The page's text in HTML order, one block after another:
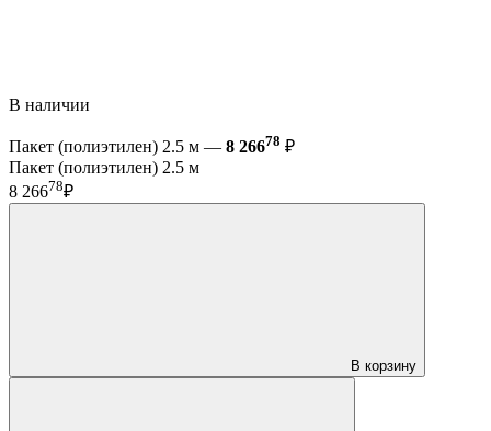
В наличии
Пакет (полиэтилен) 2.5 м — 8 26678 ₽
Пакет (полиэтилен) 2.5 м
8 26678₽
В корзину